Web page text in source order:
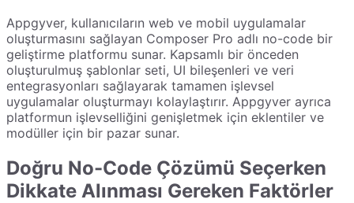
Appgyver, kullanıcıların web ve mobil uygulamalar
oluşturmasını sağlayan Composer Pro adlı no-code bir
geliştirme platformu sunar. Kapsamlı bir önceden
oluşturulmuş şablonlar seti, UI bileşenleri ve veri
entegrasyonları sağlayarak tamamen işlevsel
uygulamalar oluşturmayı kolaylaştırır. Appgyver ayrıca
platformun işlevselliğini genişletmek için eklentiler ve
modüller için bir pazar sunar.
Doğru No-Code Çözümü Seçerken
Dikkate Alınması Gereken Faktörler